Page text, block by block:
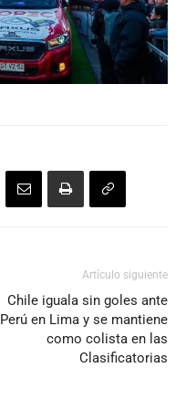
Artículo siguiente
Chile iguala sin goles ante
Perú en Lima y se mantiene
como colista en las
Clasificatorias